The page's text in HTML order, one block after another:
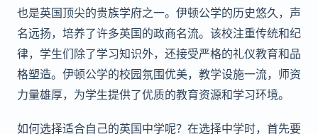
也是英国顶尖的贵族学府之一。伊顿公学的历史悠久，声
名远扬，培养了许多英国的政商名流。该校注重传统和纪
律，学生们除了学习知识外，还接受严格的礼仪教育和品
格塑造。伊顿公学的校园氛围优美，教学设施一流，师资
力量雄厚，为学生提供了优质的教育资源和学习环境。
如何选择适合自己的英国中学呢？在选择中学时，首先要